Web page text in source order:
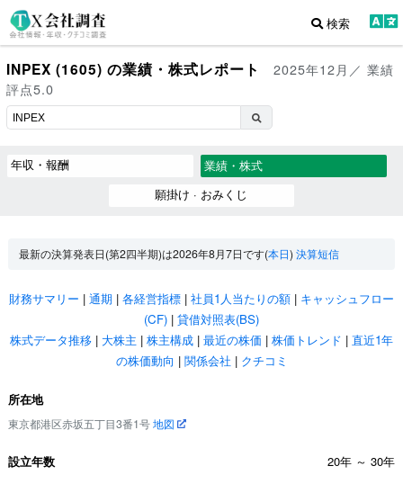
検索
INPEX (1605) の業績・株式レポート
2025年12月／ 業績
評点5.0
年収・報酬
業績・株式
願掛け · おみくじ
最新の決算発表日(第2四半期)は2026年8月7日です(本日)決算短信
財務サマリー | 通期 | 各経営指標 | 社員1人当たりの額 | キャッシュフロー
(CF) | 貸借対照表(BS)
株式データ推移 | 大株主 | 株主構成 | 最近の株価 | 株価トレンド | 直近1年
の株価動向 | 関係会社 | クチコミ
所在地
東京都港区赤坂五丁目3番1号地図
設立年数
20年 ～ 30年